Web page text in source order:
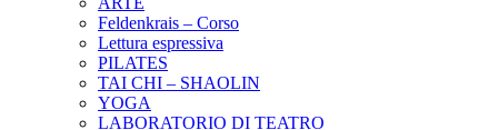
Feldenkrais – Corso
Lettura espressiva
PILATES
TAI CHI – SHAOLIN
YOGA
LABORATORIO DI TEATRO